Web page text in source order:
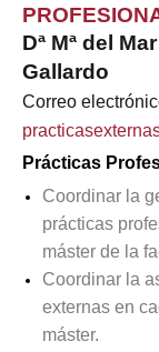
Dª Mª del
Gallardo
Correo
Prácticas
Coordinar la
prácticas
máster de la
Coordinar la
externas en
máster.